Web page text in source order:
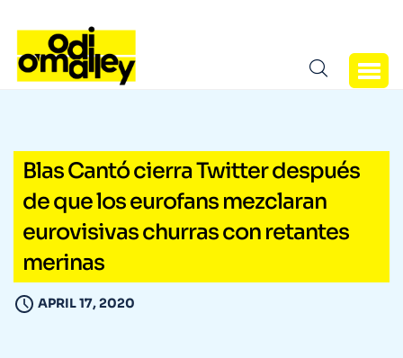
Blas Cantó cierra Twitter después
de que los eurofans mezclaran
eurovisivas churras con retantes
merinas
APRIL 17, 2020